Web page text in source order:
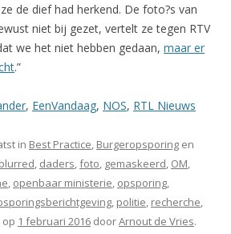
de dief had herkend. De foto?s van
niet bij gezet, vertelt ze tegen RTV
we het niet hebben gedaan, maar er
.”
, EenVandaag, NOS, RTL Nieuws
in Best Practice, Burgeropsporing en
blurred, daders,foto, gemaskeerd, OM,
, openbaar ministerie, opsporing,
, politie, recherche,
op 1 februari 2016 doorArnout de Vries.